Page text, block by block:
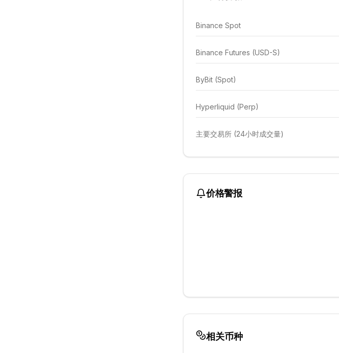
Binance Spot
Binance Futures (USD-S)
ByBit (Spot)
Hyperliquid (Perp)
主要交易所 (24小时成交量)
价格警报
相关币种